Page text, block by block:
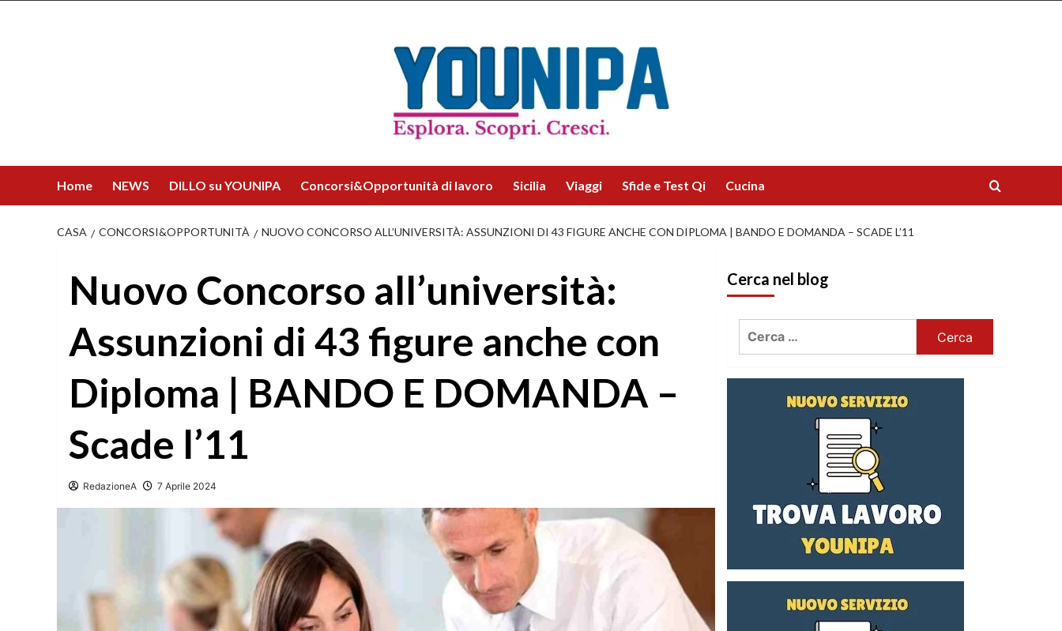
Home NEWS DILLO su YOUNIPA Concorsi&Opportunità di lavoro Sicilia Viaggi Sfide e Test Qi Cucina
CASA CONCORSI&OPPORTUNITÀ NUOVO CONCORSO ALL’UNIVERSITÀ: ASSUNZIONI DI 43 FIGURE ANCHE CON DIPLOMA | BANDO E DOMANDA – SCADE L’11
Nuovo Concorso all’università:
Assunzioni di 43 figure anche con
Diploma | BANDO E DOMANDA –
Scade l’11
RedazioneA 7 Aprile 2024
Cerca nel blog
Ricerca